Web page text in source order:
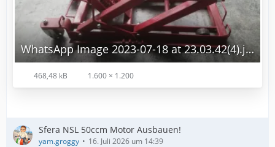
WhatsApp Image 2023-07-18 at 23.03.42(4).jpg
468,48 kB 1.600 × 1.200
Sfera NSL 50ccm Motor Ausbauen!
yam.groggy 16. Juli 2026 um 14:39